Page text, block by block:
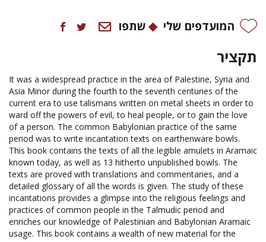
המועדפים שלי שתפו
תקציר
It was a widespread practice in the area of Palestine, Syria and
Asia Minor during the fourth to the seventh centuries of the
current era to use talismans written on metal sheets in order to
ward off the powers of evil, to heal people, or to gain the love
of a person. The common Babylonian practice of the same
period was to write incantation texts on earthenware bowls.
This book contains the texts of all the legible amulets in Aramaic
known today, as well as 13 hitherto unpublished bowls. The
texts are proved with translations and commentaries, and a
detailed glossary of all the words is given. The study of these
incantations provides a glimpse into the religious feelings and
practices of common people in the Talmudic period and
enriches our knowledge of Palestinian and Babylonian Aramaic
usage. This book contains a wealth of new material for the